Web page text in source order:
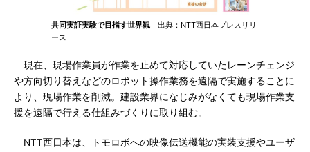
共同実証実験で目指す世界観 出典：NTT西日本プレスリリ
ース
現在、現場作業員が作業を止めて対応していたレーンチェンジ
や方向切り替えなどのロボット操作業務を遠隔で実施することに
より、現場作業を削減。建設業界になじみがなくても現場作業支
援を遠隔で行える仕組みづくりに取り組む。
NTT西日本は、トモロボへの映像伝送機能の実装支援やユーザ